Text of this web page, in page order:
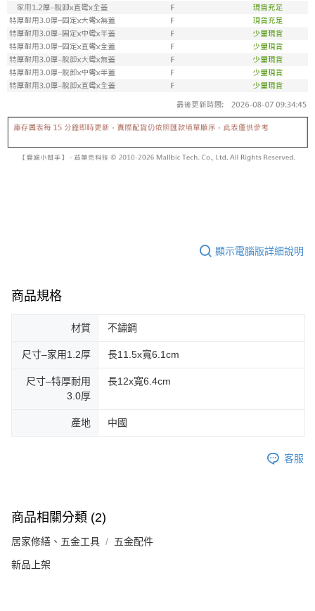
顯示電腦版詳細說明
商品規格
材質 不鏽鋼
尺寸–家用1.2厚 長11.5x寬6.1cm
尺寸–特厚耐用
3.0厚
長12x寬6.4cm
產地 中國
客服
商品相關分類 (2)
居家修繕、五金工具 五金配件
新品上架